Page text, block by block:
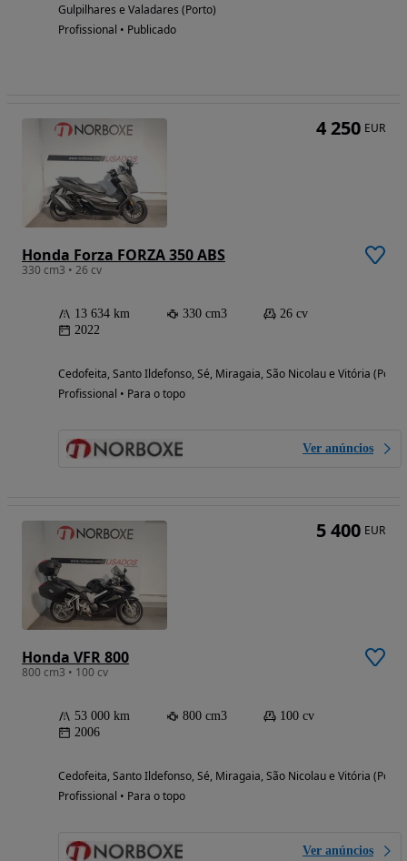
Gulpilhares e Valadares (Porto)
Profissional • Publicado
Honda Forza FORZA 350 ABS
330 cm3 • 26 cv
13 634 km 330 cm3
26 cv
2022
Cedofeita, Santo Ildefonso, Sé, Miragaia, São Nicolau e Vitória (Porto)
Profissional • Para o topo
Ver anúncios
4 250 EUR
Honda VFR 800
800 cm3 • 100 cv
53 000 km 800 cm3
100 cv
2006
Cedofeita, Santo Ildefonso, Sé, Miragaia, São Nicolau e Vitória (Porto)
Profissional • Para o topo
Ver anúncios
5 400 EUR